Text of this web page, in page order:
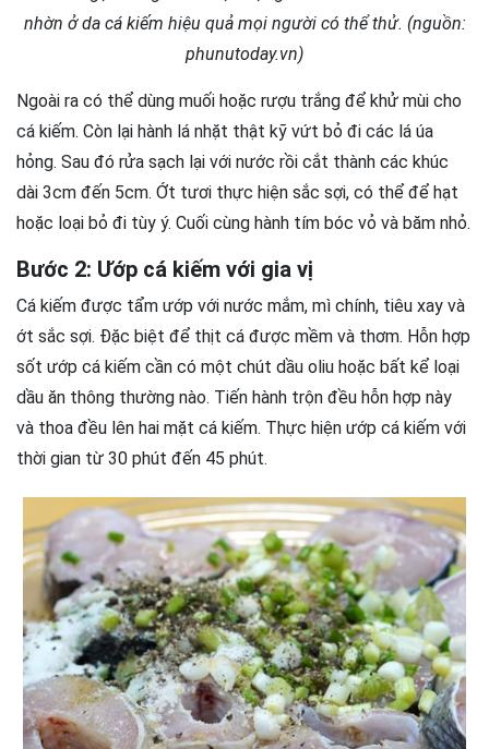
nhờn ở da cá kiếm hiệu quả mọi người có thể thử. (nguồn:
phunutoday.vn)
Ngoài ra có thể dùng muối hoặc rượu trắng để khử mùi cho
cá kiếm. Còn lại hành lá nhặt thật kỹ vứt bỏ đi các lá úa
hỏng. Sau đó rửa sạch lại với nước rồi cắt thành các khúc
dài 3cm đến 5cm. Ớt tươi thực hiện sắc sợi, có thể để hạt
hoặc loại bỏ đi tùy ý. Cuối cùng hành tím bóc vỏ và băm nhỏ.
Bước 2: Ướp cá kiếm với gia vị
Cá kiếm được tẩm ướp với nước mắm, mì chính, tiêu xay và
ớt sắc sợi. Đặc biệt để thịt cá được mềm và thơm. Hỗn hợp
sốt ướp cá kiếm cần có một chút dầu oliu hoặc bất kể loại
dầu ăn thông thường nào. Tiến hành trộn đều hỗn hợp này
và thoa đều lên hai mặt cá kiếm. Thực hiện ướp cá kiếm với
thời gian từ 30 phút đến 45 phút.